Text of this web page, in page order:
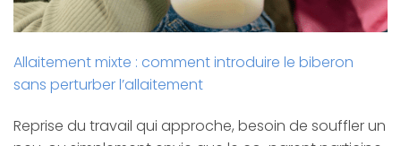
Allaitement mixte : comment introduire le biberon
sans perturber l’allaitement
Reprise du travail qui approche, besoin de souffler un